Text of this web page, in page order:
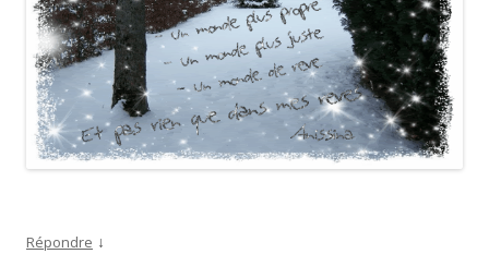
Répondre ↓